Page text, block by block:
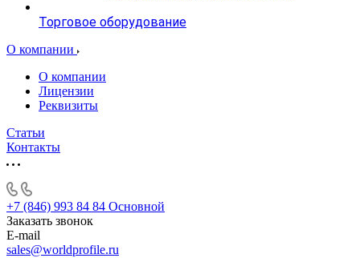
Торговое оборудование
О компании
О компании
Лицензии
Реквизиты
Статьи
Контакты
+7 (846) 993 84 84 Основной
Заказать звонок
E-mail
sales@worldprofile.ru